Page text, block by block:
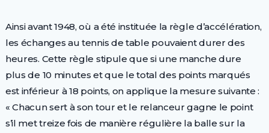
Ainsi avant 1948, où a été instituée la règle d’accélération,
les échanges au tennis de table pouvaient durer des
heures. Cette règle stipule que si une manche dure
plus de 10 minutes et que le total des points marqués
est inférieur à 18 points, on applique la mesure suivante :
« Chacun sert à son tour et le relanceur gagne le point
s’il met treize fois de manière régulière la balle sur la